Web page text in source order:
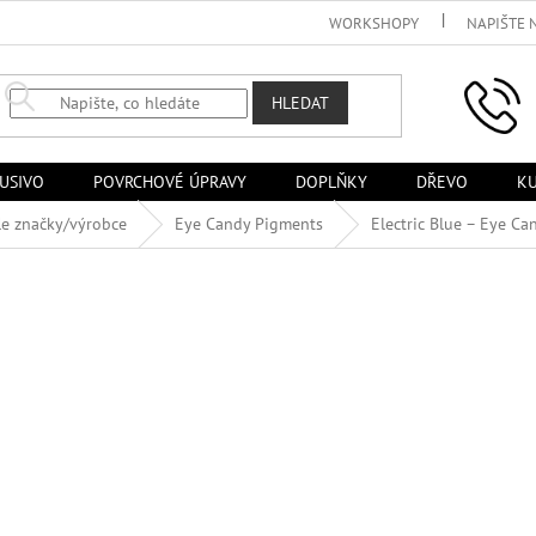
WORKSHOPY NAPIŠTE
HLEDAT
POVRCHOVÉ ÚPRAVY DOPLŇKY DŘEVO
značky/výrobce Eye Candy Pigments Electric Blue – Eye